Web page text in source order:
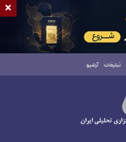
تبلیغات آرشیو
×